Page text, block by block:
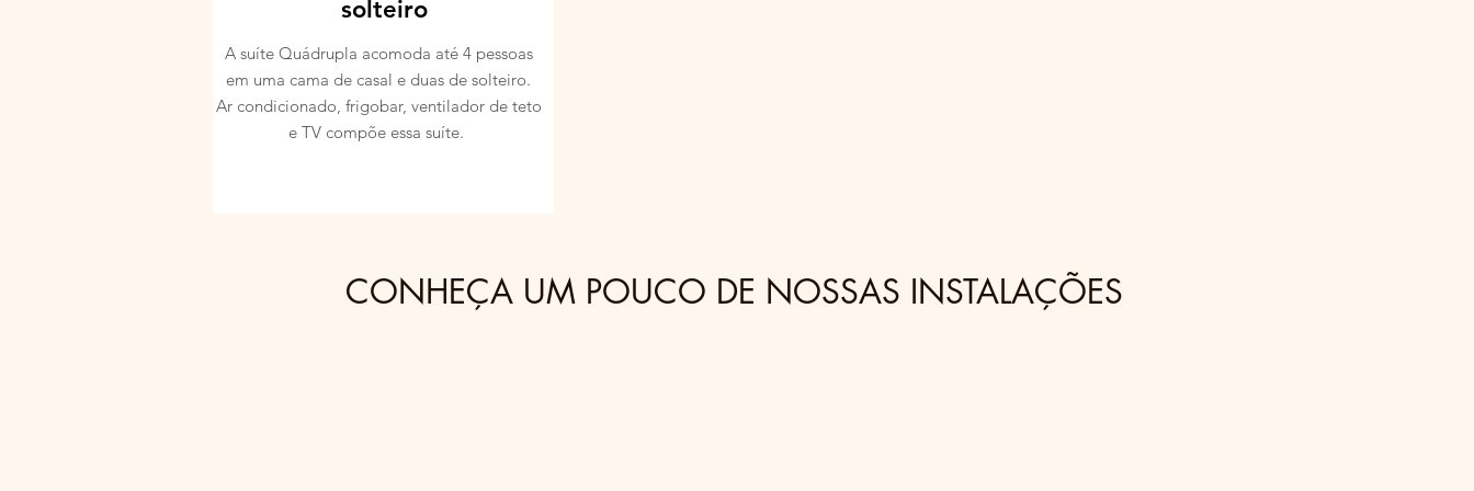
solteiro
A suíte Quádrupla acomoda até 4 pessoas
em uma cama de casal e duas de solteiro.
Ar condicionado, frigobar, ventilador de teto
e TV compõe essa suíte.
CONHEÇA UM POUCO DE NOSSAS INSTALAÇÕES